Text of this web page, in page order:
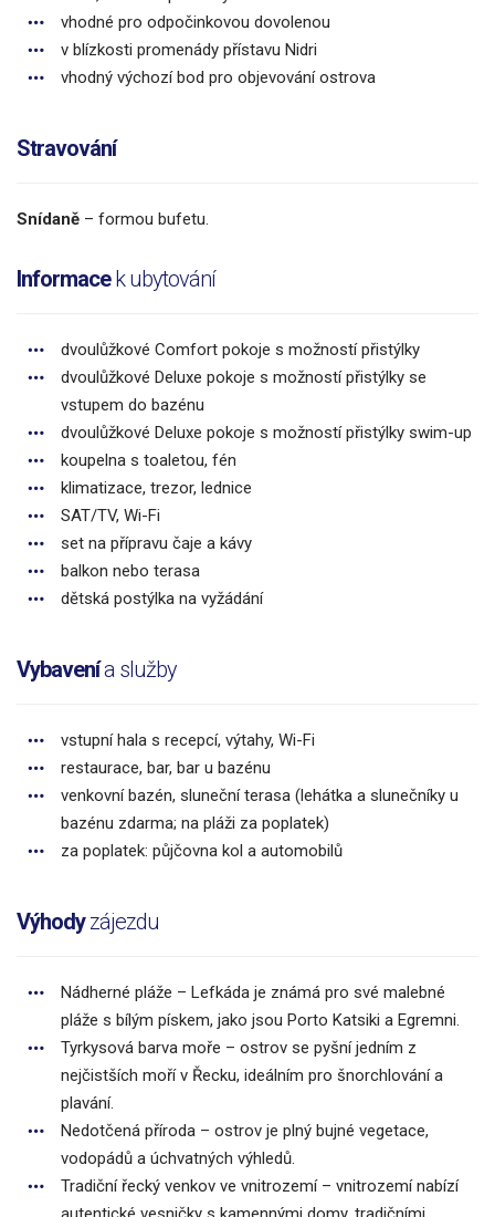
vhodné pro odpočinkovou dovolenou
v blízkosti promenády přístavu Nidri
vhodný výchozí bod pro objevování ostrova
Stravování
Snídaně – formou bufetu.
Informacek ubytování
dvoulůžkové Comfort pokoje s možností přistýlky
dvoulůžkové Deluxe pokoje s možností přistýlky se
vstupem do bazénu
dvoulůžkové Deluxe pokoje s možností přistýlky swim-up
koupelna s toaletou, fén
klimatizace, trezor, lednice
SAT/TV, Wi-Fi
set na přípravu čaje a kávy
balkon nebo terasa
dětská postýlka na vyžádání
Vybavenía služby
vstupní hala s recepcí, výtahy, Wi-Fi
restaurace, bar, bar u bazénu
venkovní bazén, sluneční terasa (lehátka a slunečníky u
bazénu zdarma; na pláži za poplatek)
za poplatek: půjčovna kol a automobilů
Výhodyzájezdu
Nádherné pláže – Lefkáda je známá pro své malebné
pláže s bílým pískem, jako jsou Porto Katsiki a Egremni.
Tyrkysová barva moře – ostrov se pyšní jedním z
nejčistších moří v Řecku, ideálním pro šnorchlování a
plavání.
Nedotčená příroda – ostrov je plný bujné vegetace,
vodopádů a úchvatných výhledů.
Tradiční řecký venkov ve vnitrozemí – vnitrozemí nabízí